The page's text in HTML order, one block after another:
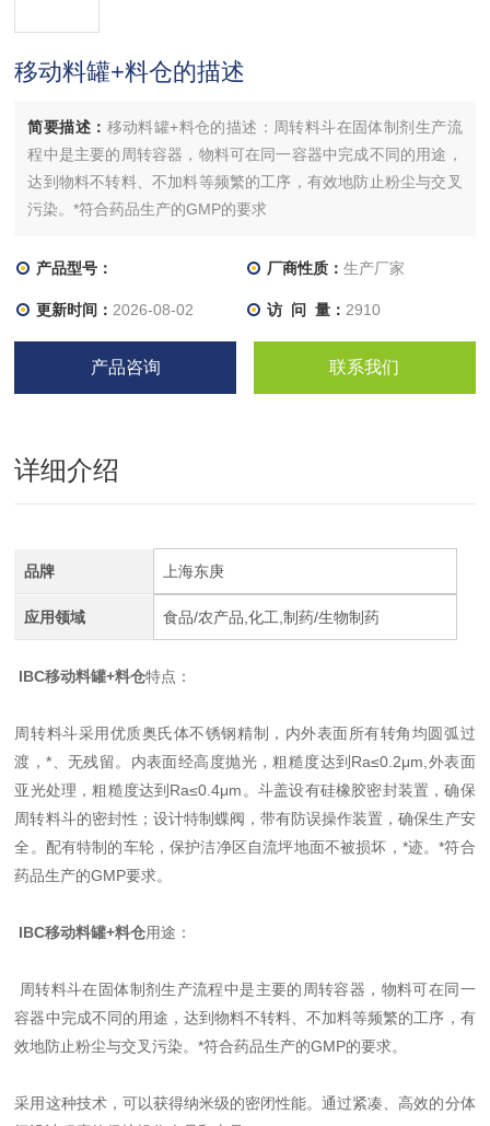
移动料罐+料仓的描述
简要描述： 移动料罐+料仓的描述：周转料斗在固体制剂生产流
程中是主要的周转容器，物料可在同一容器中完成不同的用途，
达到物料不转料、不加料等频繁的工序，有效地防止粉尘与交叉
污染。*符合药品生产的GMP的要求
产品型号： 厂商性质： 生产厂家
更新时间： 2026-08-02 访 问 量： 2910
产品咨询 联系我们
详细介绍
品牌 上海东庚
应用领域 食品/农产品,化工,制药/生物制药
IBC移动料罐+料仓特点：
周转料斗采用优质奥氏体不锈钢精制，内外表面所有转角均圆弧过
渡，*、无残留。内表面经高度抛光，粗糙度达到Ra≤0.2μm,外表面
亚光处理，粗糙度达到Ra≤0.4μm。斗盖设有硅橡胶密封装置，确保
周转料斗的密封性；设计特制蝶阀，带有防误操作装置，确保生产安
全。配有特制的车轮，保护洁净区自流坪地面不被损坏，*迹。*符合
药品生产的GMP要求。
IBC移动料罐+料仓用途：
周转料斗在固体制剂生产流程中是主要的周转容器，物料可在同一
容器中完成不同的用途，达到物料不转料、不加料等频繁的工序，有
效地防止粉尘与交叉污染。*符合药品生产的GMP的要求。
采用这种技术，可以获得纳米级的密闭性能。通过紧凑、高效的分体